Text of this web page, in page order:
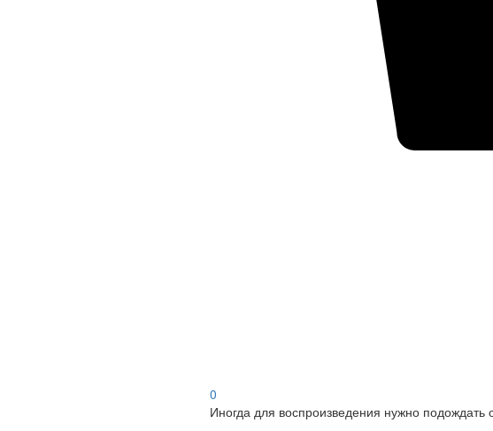
0
Иногда для воспроизведения нужно подождать